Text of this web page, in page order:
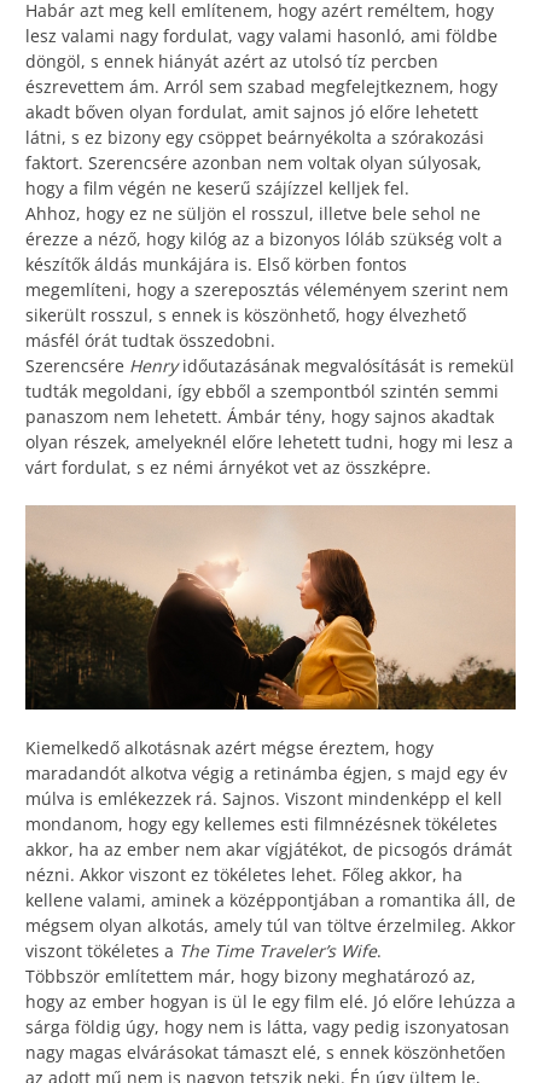
Habár azt meg kell említenem, hogy azért reméltem, hogy
lesz valami nagy fordulat, vagy valami hasonló, ami földbe
döngöl, s ennek hiányát azért az utolsó tíz percben
észrevettem ám. Arról sem szabad megfelejtkeznem, hogy
akadt bőven olyan fordulat, amit sajnos jó előre lehetett
látni, s ez bizony egy csöppet beárnyékolta a szórakozási
faktort. Szerencsére azonban nem voltak olyan súlyosak,
hogy a film végén ne keserű szájízzel kelljek fel.
Ahhoz, hogy ez ne süljön el rosszul, illetve bele sehol ne
érezze a néző, hogy kilóg az a bizonyos lóláb szükség volt a
készítők áldás munkájára is. Első körben fontos
megemlíteni, hogy a szereposztás véleményem szerint nem
sikerült rosszul, s ennek is köszönhető, hogy élvezhető
másfél órát tudtak összedobni.
Szerencsére Henryidőutazásának megvalósítását is remekül
tudták megoldani, így ebből a szempontból szintén semmi
panaszom nem lehetett. Ámbár tény, hogy sajnos akadtak
olyan részek, amelyeknél előre lehetett tudni, hogy mi lesz a
várt fordulat, s ez némi árnyékot vet az összképre.
Kiemelkedő alkotásnak azért mégse éreztem, hogy
maradandót alkotva végig a retinámba égjen, s majd egy év
múlva is emlékezzek rá. Sajnos. Viszont mindenképp el kell
mondanom, hogy egy kellemes esti filmnézésnek tökéletes
akkor, ha az ember nem akar vígjátékot, de picsogós drámát
nézni. Akkor viszont ez tökéletes lehet. Főleg akkor, ha
kellene valami, aminek a középpontjában a romantika áll, de
mégsem olyan alkotás, amely túl van töltve érzelmileg. Akkor
viszont tökéletes a The Time Traveler’s Wife.
Többször említettem már, hogy bizony meghatározó az,
hogy az ember hogyan is ül le egy film elé. Jó előre lehúzza a
sárga földig úgy, hogy nem is látta, vagy pedig iszonyatosan
nagy magas elvárásokat támaszt elé, s ennek köszönhetően
az adott mű nem is nagyon tetszik neki. Én úgy ültem le,